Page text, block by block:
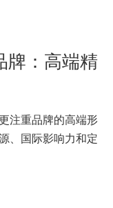
牌：高端精
注重品牌的高端形
、国际影响力和定